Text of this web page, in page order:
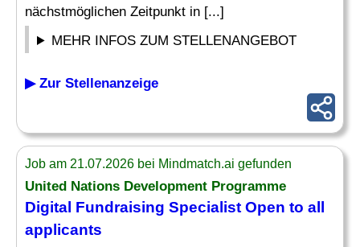
nächstmöglichen Zeitpunkt in [...]
MEHR INFOS ZUM STELLENANGEBOT
▶ Zur Stellenanzeige
Job am 21.07.2026 bei Mindmatch.ai gefunden
United Nations Development Programme
Digital Fundraising Specialist Open to all
applicants